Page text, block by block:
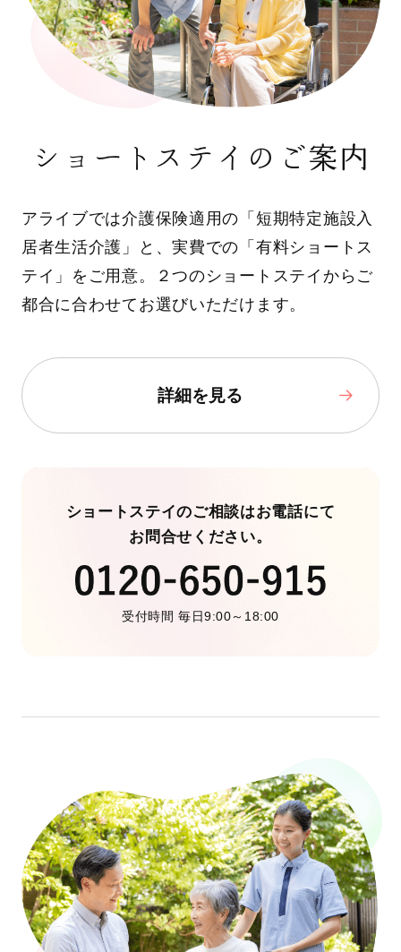
ショートステイのご案内
アライブでは介護保険適用の「短期特定施設入
居者生活介護」と、実費での「有料ショートス
テイ」をご用意。２つのショートステイからご
都合に合わせてお選びいただけます。
詳細を見る
ショートステイのご相談はお電話にて
お問合せください。
受付時間 毎日9:00～18:00